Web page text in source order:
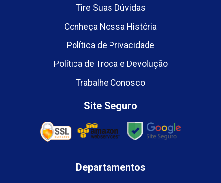
Tire Suas Dúvidas
Conheça Nossa História
Política de Privacidade
Política de Troca e Devolução
Trabalhe Conosco
Site Seguro
Departamentos